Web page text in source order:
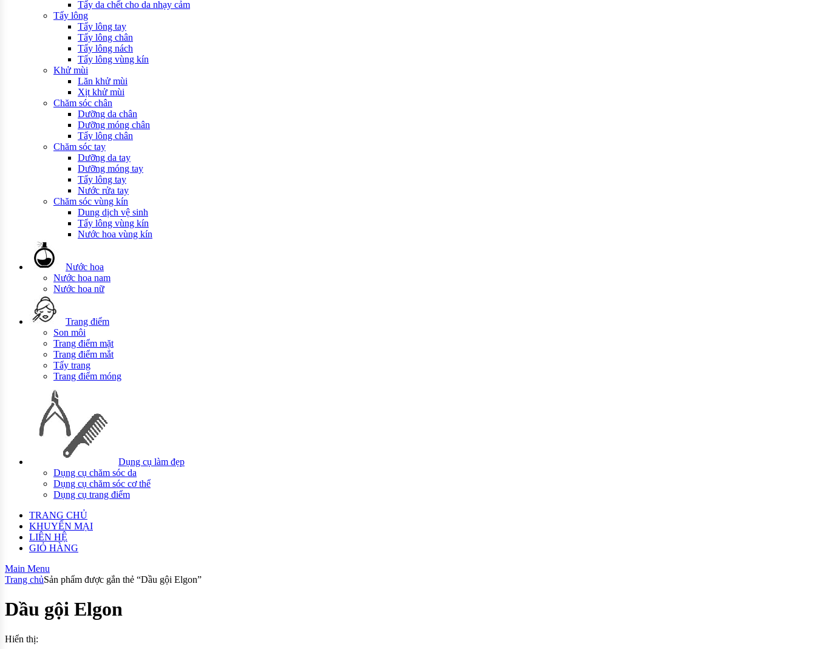
Tẩy da chết cho da nhạy cảm
Tẩy lông
Tẩy lông tay
Tẩy lông chân
Tẩy lông nách
Tẩy lông vùng kín
Khử mùi
Lăn khử mùi
Xịt khử mùi
Chăm sóc chân
Dưỡng da chân
Dưỡng móng chân
Tẩy lông chân
Chăm sóc tay
Dưỡng da tay
Dưỡng móng tay
Tẩy lông tay
Nước rửa tay
Chăm sóc vùng kín
Dung dịch vệ sinh
Tẩy lông vùng kín
Nước hoa vùng kín
Nước hoa
Nước hoa nam
Nước hoa nữ
Trang điểm
Son môi
Trang điểm mặt
Trang điểm mắt
Tẩy trang
Trang điểm móng
Dụng cụ làm đẹp
Dụng cụ chăm sóc da
Dụng cụ chăm sóc cơ thể
Dụng cụ trang điểm
TRANG CHỦ
KHUYẾN MẠI
LIÊN HỆ
GIỎ HÀNG
Main Menu
Trang chủSản phẩm được gắn thẻ “Dầu gội Elgon”
Dầu gội Elgon
Hiển thị: